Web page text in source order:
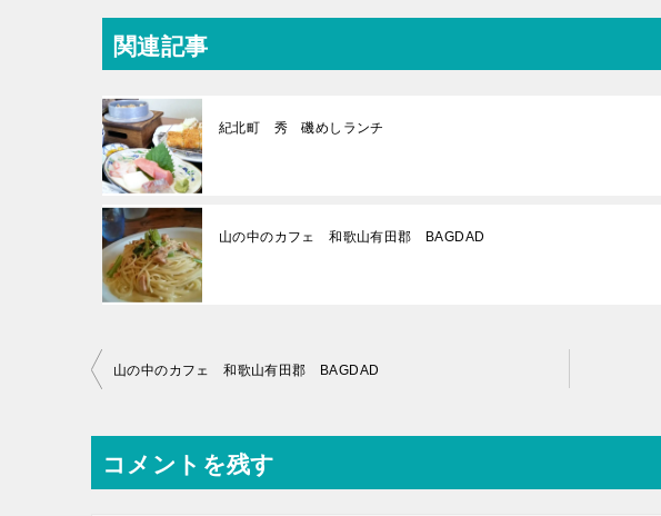
関連記事
紀北町 秀 磯めしランチ
山の中のカフェ 和歌山有田郡 BAGDAD
投
ナ
ビ
山の中のカフェ 和歌山有田郡 BAGDAD
コメントを残す